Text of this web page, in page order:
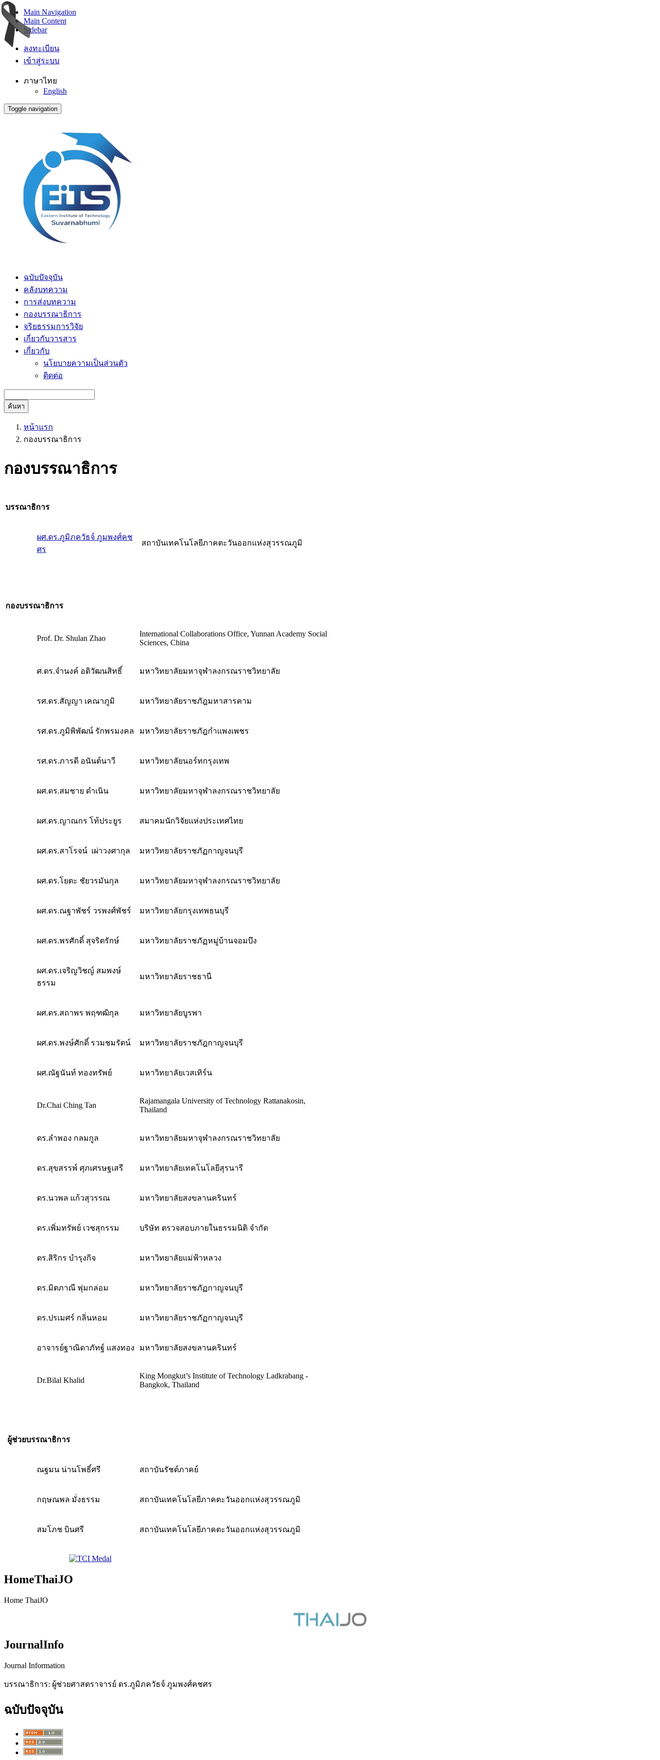
Main Navigation
Main Content
Sidebar
ลงทะเบียน
เข้าสู่ระบบ
ภาษาไทย
English
Toggle navigation
ฉบับปัจจุบัน
คลังบทความ
การส่งบทความ
กองบรรณาธิการ
จริยธรรมการวิจัย
เกี่ยวกับวารสาร
เกี่ยวกับ
นโยบายความเป็นส่วนตัว
ติดต่อ
ค้นหา
หน้าแรก
กองบรรณาธิการ
กองบรรณาธิการ
บรรณาธิการ
ผศ.ดร.ภูมิภควัธจ์ ภูมพงศ์คช
ศร
สถาบันเทคโนโลยีภาคตะวันออกแห่งสุวรรณภูมิ
กองบรรณาธิการ
Prof. Dr. Shulan Zhao
International Collaborations Office, Yunnan Academy Social
Sciences, China
ศ.ดร.จำนงค์ อดิวัฒนสิทธิ์ มหาวิทยาลัยมหาจุฬาลงกรณราชวิทยาลัย
รศ.ดร.สัญญา เคณาภูมิ มหาวิทยาลัยราชภัฎมหาสารคาม
รศ.ดร.ภูมิพิพัฒน์ รักพรมงคล มหาวิทยาลัยราชภัฎกำแพงเพชร
รศ.ดร.ภารดี อนันต์นาวี มหาวิทยาลัยนอร์ทกรุงเทพ
ผศ.ดร.สมชาย ดำเนิน มหาวิทยาลัยมหาจุฬาลงกรณราชวิทยาลัย
ผศ.ดร.ญาณกร โท้ประยูร สมาคมนักวิจัยแห่งประเทศไทย
ผศ.ดร.สาโรจน์ เผ่าวงศากุล มหาวิทยาลัยราชภัฏกาญจนบุรี
ผศ.ดร.โยตะ ชัยวรมันกุล มหาวิทยาลัยมหาจุฬาลงกรณราชวิทยาลัย
ผศ.ดร.ณฐาพัชร์ วรพงศ์พัชร์ มหาวิทยาลัยกรุงเทพธนบุรี
ผศ.ดร.พรศักดิ์ สุจริตรักษ์ มหาวิทยาลัยราชภัฏหมู่บ้านจอมบึง
ผศ.ดร.เจริญวิชญ์ สมพงษ์
ธรรม
มหาวิทยาลัยราชธานี
ผศ.ดร.สถาพร พฤฑฒิกุล มหาวิทยาลัยบูรพา
ผศ.ดร.พงษ์ศักดิ์ รวมชมรัตน์ มหาวิทยาลัยราชภัฎกาญจนบุรี
ผศ.ณัฐนันท์ ทองทรัพย์ มหาวิทยาลัยเวสเทิร์น
Dr.Chai Ching Tan
Rajamangala University of Technology Rattanakosin,
Thailand
ดร.ลำพอง กลมกูล มหาวิทยาลัยมหาจุฬาลงกรณราชวิทยาลัย
ดร.สุขสรรพ์ ศุภเศรษฐเสรี มหาวิทยาลัยเทคโนโลยีสุรนารี
ดร.นว​พล​ แก้ว​สุวรรณ มหา​วิทยาลัย​สงขลา​นครินทร์
ดร.เพิ่มทรัพย์ เวชสุกรรม บริษัท ตรวจสอบภายในธรรมนิติ จำกัด
ดร.สิริกร บำรุงกิจ มหาวิทยาลัยแม่ฟ้าหลวง
ดร.มิตภาณี พุ่มกล่อม มหาวิทยาลัยราชภัฏกาญจนบุรี
ดร.ปรเมศร์ กลิ่นหอม มหาวิทยาลัยราชภัฏกาญจนบุรี
อาจารย์ฐาณิดาภัทฐ์​ แสงทอง​ มหา​วิทยาลัย​สงขลา​นครินทร์
Dr.Bilal Khalid
King Mongkut’s Institute of Technology Ladkrabang -
Bangkok, Thailand
ผู้ช่วยบรรณาธิการ
ณฐมน น่านโพธิ์ศรี สถาบันรัชต์ภาคย์
กฤษณพล มั่งธรรม สถาบันเทคโนโลยีภาคตะวันออกแห่งสุวรรณภูมิ
สมโภช บินศรี สถาบันเทคโนโลยีภาคตะวันออกแห่งสุวรรณภูมิ
HomeThaiJO
Home ThaiJO
JournalInfo
Journal Information
บรรณาธิการ: ผู้ช่วยศาสตราจารย์ ดร.ภูมิภควัธจ์ ภูมพงศ์คชศร
ฉบับปัจจุบัน